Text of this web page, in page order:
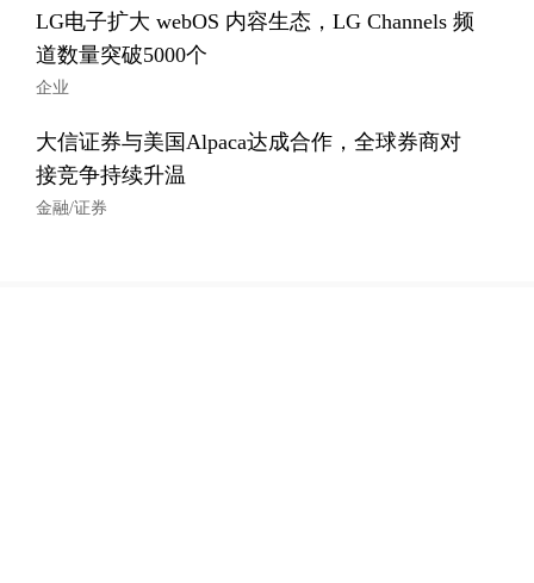
LG电子扩大 webOS 内容生态，LG Channels 频
道数量突破5000个
企业
大信证券与美国Alpaca达成合作，全球券商对
接竞争持续升温
金融/证券